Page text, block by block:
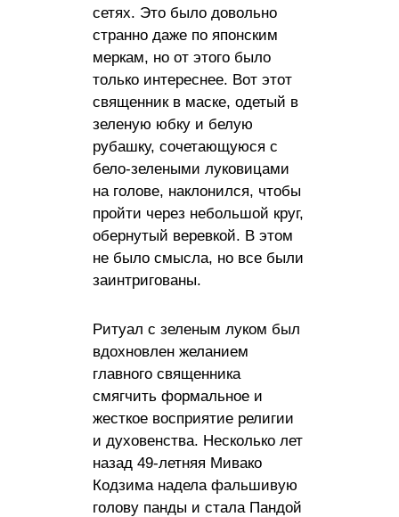
сетях. Это было довольно
странно даже по японским
меркам, но от этого было
только интереснее. Вот этот
священник в маске, одетый в
зеленую юбку и белую
рубашку, сочетающуюся с
бело-зелеными луковицами
на голове, наклонился, чтобы
пройти через небольшой круг,
обернутый веревкой. В этом
не было смысла, но все были
заинтригованы.
Ритуал с зеленым луком был
вдохновлен желанием
главного священника
смягчить формальное и
жесткое восприятие религии
и духовенства. Несколько лет
назад 49-летняя Мивако
Кодзима надела фальшивую
голову панды и стала Пандой